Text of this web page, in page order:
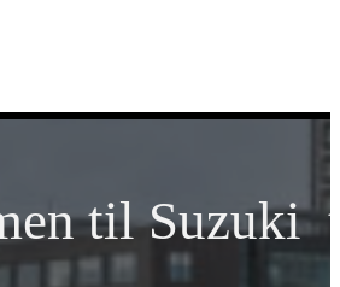
til Suzuki